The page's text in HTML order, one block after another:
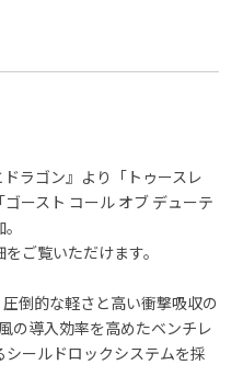
ラゴン』より「トゥースレ
ースト コール オブ デューテ
ご覧いただけます。
倒的な軽さと高い衝撃吸収の
の導入効率を高めたベンチレ
ールドロックシステムを採